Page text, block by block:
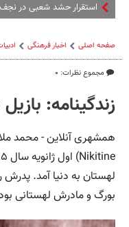
استقرار حشد شعبی در
صفحه اصلی اخبار فرهنگی
مجموع نظرات: ۰
زندگینامه: بازیل
لهستان به دنیا آمد.
بورگ و مادرش لهستانی